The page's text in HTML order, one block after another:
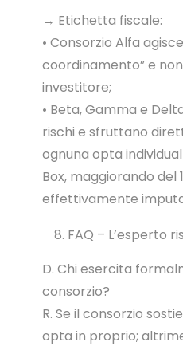
→ Etichetta fiscale:
• Consorzio Alfa
coordinamento” e
investitore;
• Beta, Gamma e
rischi e sfruttano
ognuna opta
Box, maggiorando del
effettivamente
FAQ – L’esperto
D. Chi esercita
consorzio?
R. Se il consorzio
opta in proprio;